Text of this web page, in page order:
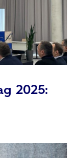
2025: